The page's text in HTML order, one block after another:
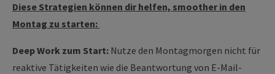
Diese Strategien können dir helfen, smoother in den
Montag zu starten:
Deep Work zum Start: Nutze den Montagmorgen nicht für
reaktive Tätigkeiten wie die Beantwortung von E-Mail-